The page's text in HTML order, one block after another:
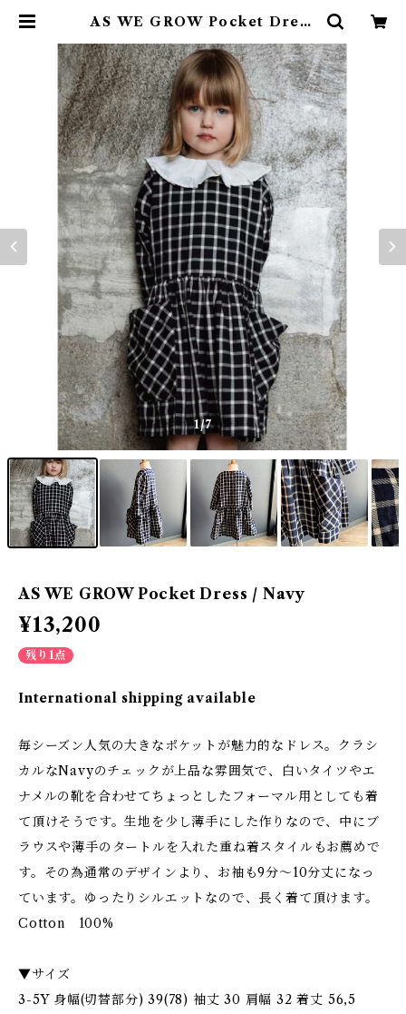
AS WE GROW Pocket Dress
1/7
AS WE GROW Pocket Dress / Navy
¥13,200
残り1点
International shipping available
毎シーズン人気の大きなポケットが魅力的なドレス。クラシ
カルなNavyのチェックが上品な雰囲気で、白いタイツやエ
ナメルの靴を合わせてちょっとしたフォーマル用としても着
て頂けそうです。生地を少し薄手にした作りなので、中にブ
ラウスや薄手のタートルを入れた重ね着スタイルもお薦めで
す。その為通常のデザインより、お袖も9分～10分丈になっ
ています。ゆったりシルエットなので、長く着て頂けます。
Cotton 100%
▼サイズ
3-5Y 身幅(切替部分) 39(78) 袖丈 30 肩幅 32 着丈 56,5